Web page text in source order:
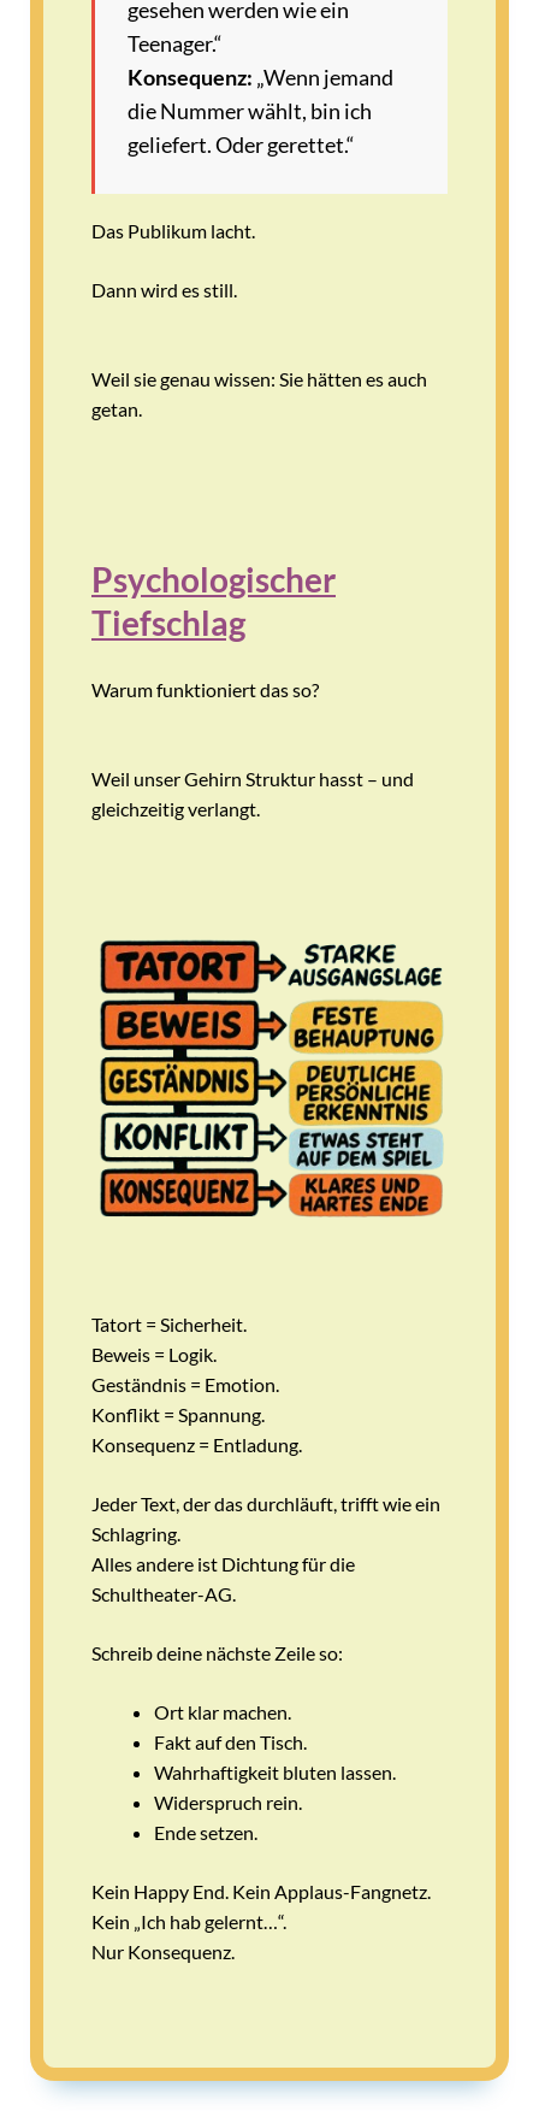
gesehen werden wie ein
Teenager.“
Konsequenz: „Wenn jemand
die Nummer wählt, bin ich
geliefert. Oder gerettet.“
Das Publikum lacht.
Dann wird es still.
Weil sie genau wissen: Sie hätten es auch
getan.
Psychologischer
Tiefschlag
Warum funktioniert das so?
Weil unser Gehirn Struktur hasst – und
gleichzeitig verlangt.
Tatort = Sicherheit.
Beweis = Logik.
Geständnis = Emotion.
Konflikt = Spannung.
Konsequenz = Entladung.
Jeder Text, der das durchläuft, trifft wie ein
Schlagring.
Alles andere ist Dichtung für die
Schultheater-AG.
Schreib deine nächste Zeile so:
Ort klar machen.
Fakt auf den Tisch.
Wahrhaftigkeit bluten lassen.
Widerspruch rein.
Ende setzen.
Kein Happy End. Kein Applaus-Fangnetz.
Kein „Ich hab gelernt…“.
Nur Konsequenz.